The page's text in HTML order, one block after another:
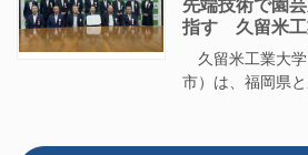
先端技術で園
指す 久留米
久留米工業大
市）は、福岡県